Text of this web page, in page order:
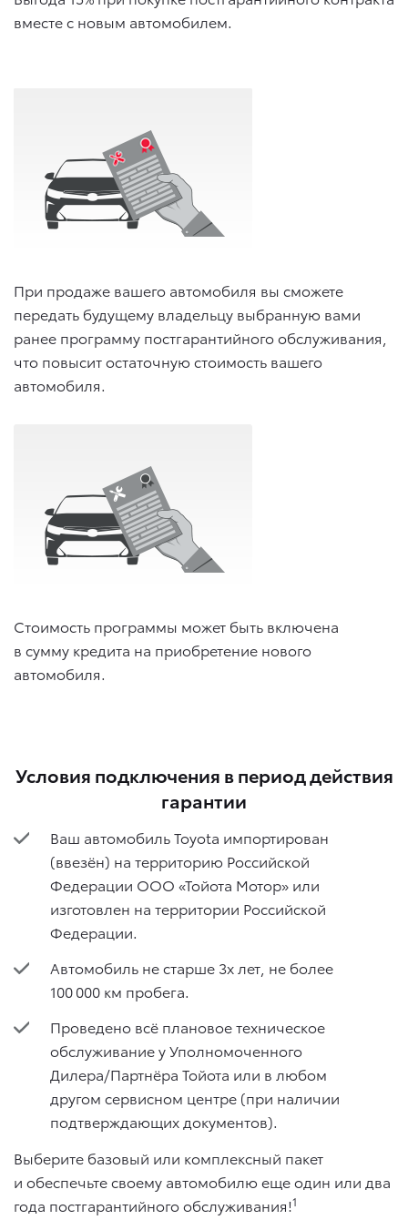
вместе с новым автомобилем.
При продаже вашего автомобиля вы сможете
передать будущему владельцу выбранную вами
ранее программу постгарантийного обслуживания,
что повысит остаточную стоимость вашего
автомобиля.
Стоимость программы может быть включена
в сумму кредита на приобретение нового
автомобиля.
Условия подключения в период действия
гарантии
Ваш автомобиль Toyota импортирован
(ввезён) на территорию Российской
Федерации ООО «Тойота Мотор» или
изготовлен на территории Российской
Федерации.
Автомобиль не старше 3х лет, не более
100 000 км пробега.
Проведено всё плановое техническое
обслуживание у Уполномоченного
Дилера/Партнёра Тойота или в любом
другом сервисном центре (при наличии
подтверждающих документов).
Выберите базовый или комплексный пакет
и обеспечьте своему автомобилю еще один или два
года постгарантийного обслуживания!1